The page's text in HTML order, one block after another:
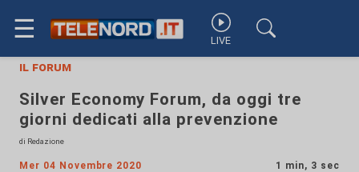
☰ LIVE
il forum
Silver Economy Forum, da oggi tre
giorni dedicati alla prevenzione
di Redazione
Mer 04 Novembre 2020 1 min, 3 sec